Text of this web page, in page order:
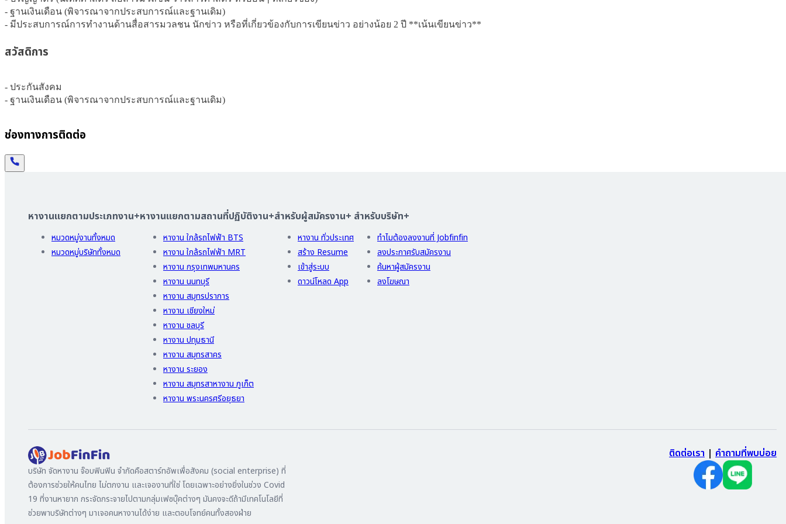
- ฐานเงินเดือน (พิจารณาจากประสบการณ์และฐานเดิม)
- มีประสบการณ์การทำงานด้านสื่อสารมวลชน นักข่าว หรือที่เกี่ยวข้องกับการเขียนข่าว อย่างน้อย 2 ปี **เน้นเขียนข่าว**
สวัสดิการ
- ประกันสังคม
- ฐานเงินเดือน (พิจารณาจากประสบการณ์และฐานเดิม)
ช่องทางการติดต่อ
หางานแยกตามประเภทงาน+
หมวดหมู่งานทั้งหมด
หมวดหมู่บริษัททั้งหมด
หางานแยกตามสถานที่ปฏิบัติงาน+
หางาน ใกล้รถไฟฟ้า BTS
หางาน ใกล้รถไฟฟ้า MRT
หางาน กรุงเทพมหานคร
หางาน นนทบุรี
หางาน สมุทรปราการ
หางาน เชียงใหม่
หางาน ชลบุรี
หางาน ปทุมธานี
หางาน สมุทรสาคร
หางาน ระยอง
หางาน สมุทรสาหางาน ภูเก็ต
หางาน พระนครศรีอยุธยา
สำหรับผู้สมัครงาน+
หางาน ทั่วประเทศ
สร้าง Resume
เข้าสู่ระบบ
ดาวน์โหลด App
สำหรับบริษัท+
ทำไมต้องลงงานที่ Jobfinfin
ลงประกาศรับสมัครงาน
ค้นหาผู้สมัครงาน
ลงโฆษณา
บริษัท จัดหางาน จ๊อบฟินฟิน จำกัดคือสตาร์ทอัพเพื่อสังคม (social enterprise) ที่
ต้องการช่วยให้คนไทย ไม่ตกงาน และเจองานที่ใช่ โดยเฉพาะอย่างยิ่งในช่วง Covid
19 ที่งานหายาก กระจัดกระจายไปตามกลุ่มเฟซบุ๊คต่างๆ มันคงจะดีถ้ามีเทคโนโลยีที่
ช่วยพาบริษัทต่างๆ มาเจอคนหางานได้ง่าย และตอบโจทย์คนทั้งสองฝ่าย
ติดต่อเรา | คำถามที่พบบ่อย